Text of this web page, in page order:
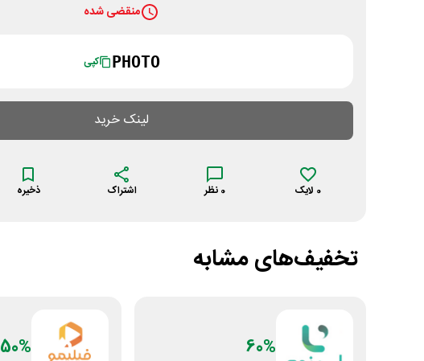
منقضی شده
PHOTO کپی
لینک خرید
0 لایک 0 نظر اشتراک ذخیره
تخفیف‌های مشابه
60%
50%